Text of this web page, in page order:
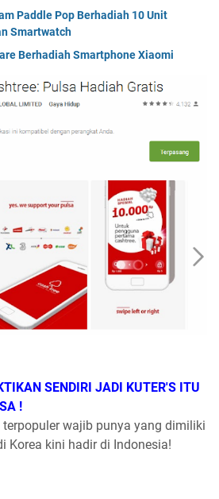
Paddle Pop Berhadiah 10 Unit
Smartwatch
Berhadiah Smartphone Xiaomi
SENDIRI JADI KUTER'S ITU
!
terpopuler wajib punya yang dimiliki
Korea kini hadir di Indonesia!